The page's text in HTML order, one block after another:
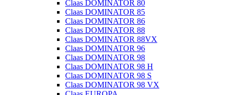
Claas DOMINATOR 80
Claas DOMINATOR 85
Claas DOMINATOR 86
Claas DOMINATOR 88
Claas DOMINATOR 88VX
Claas DOMINATOR 96
Claas DOMINATOR 98
Claas DOMINATOR 98 H
Claas DOMINATOR 98 S
Claas DOMINATOR 98 VX